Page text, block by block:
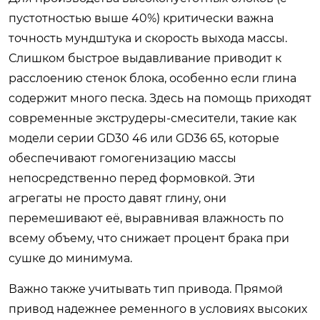
пустотностью выше 40%) критически важна
точность мундштука и скорость выхода массы.
Слишком быстрое выдавливание приводит к
расслоению стенок блока, особенно если глина
содержит много песка. Здесь на помощь приходят
современные экструдеры-смесители, такие как
модели серии GD30 46 или GD36 65, которые
обеспечивают гомогенизацию массы
непосредственно перед формовкой. Эти
агрегаты не просто давят глину, они
перемешивают её, выравнивая влажность по
всему объему, что снижает процент брака при
сушке до минимума.
Важно также учитывать тип привода. Прямой
привод надежнее ременного в условиях высоких